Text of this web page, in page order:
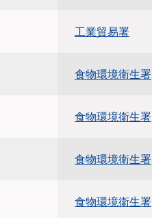
工業貿易署
食物環境衛生署
食物環境衛生署
食物環境衛生署
食物環境衛生署